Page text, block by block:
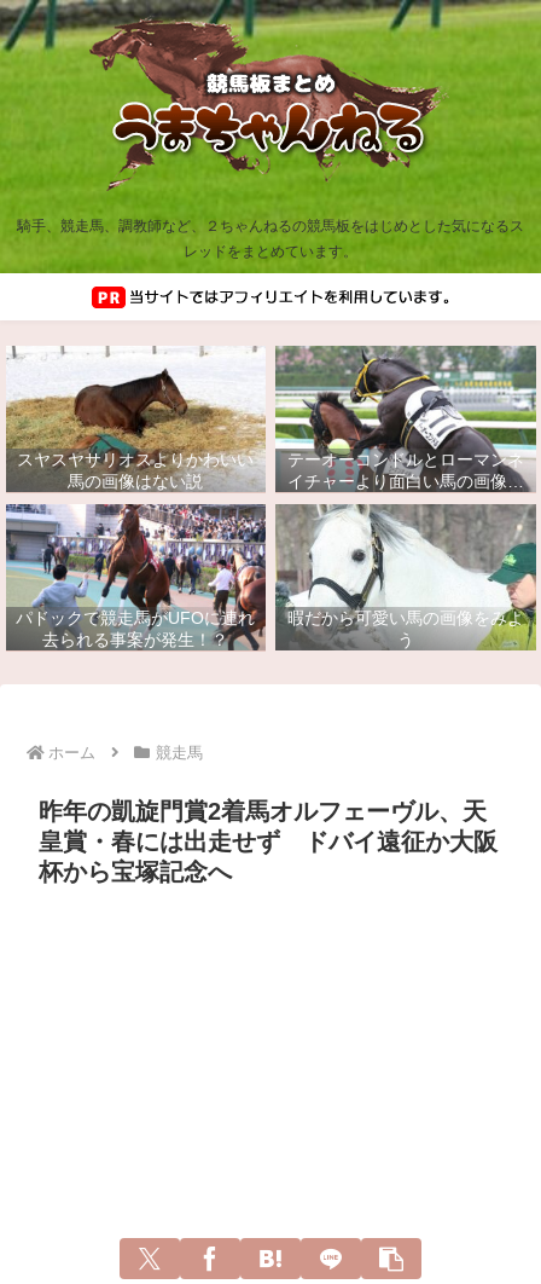
騎手、競走馬、調教師など、２ちゃんねるの競馬板をはじめとした気になるス
レッドをまとめています。
スヤスヤサリオスよりかわいい
馬の画像はない説
テーオーコンドルとローマンネ
イチャーより面白い馬の画像っ
てあるの？
パドックで競走馬がUFOに連れ
去られる事案が発生！？
暇だから可愛い馬の画像をみよ
う
ホーム 競走馬
昨年の凱旋門賞2着馬オルフェーヴル、天
皇賞・春には出走せず ドバイ遠征か大阪
杯から宝塚記念へ